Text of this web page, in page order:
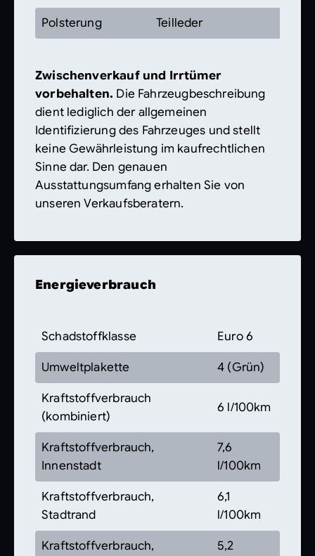
Polsterung Teilleder
Zwischenverkauf und Irrtümer
vorbehalten. Die Fahrzeugbeschreibung
dient lediglich der allgemeinen
Identifizierung des Fahrzeuges und stellt
keine Gewährleistung im kaufrechtlichen
Sinne dar. Den genauen
Ausstattungsumfang erhalten Sie von
unseren Verkaufsberatern.
Energieverbrauch
Schadstoffklasse Euro 6
Umweltplakette 4 (Grün)
Kraftstoffverbrauch
(kombiniert)
6 l/100km
Kraftstoffverbrauch,
Innenstadt
7,6
l/100km
Kraftstoffverbrauch,
Stadtrand
6,1
l/100km
Kraftstoffverbrauch, 5,2